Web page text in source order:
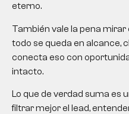
eterno.
También vale la pena
todo se queda en alcance,
conecta eso con
intacto.
Lo que de verdad suma es
filtrar mejor el lead,